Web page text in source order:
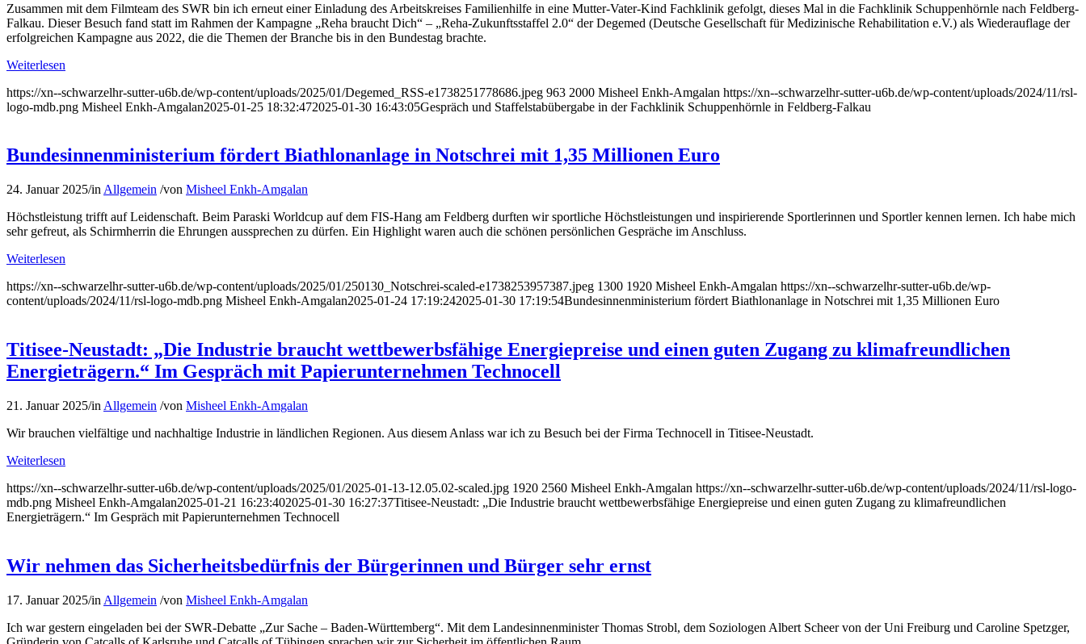
Zusammen mit dem Filmteam des SWR bin ich erneut einer Einladung des Arbeitskreises Familienhilfe in eine Mutter-Vater-Kind Fachklinik gefolgt, dieses Mal in die Fachklinik Schuppenhörnle nach Feldberg-
Falkau. Dieser Besuch fand statt im Rahmen der Kampagne „Reha braucht Dich“ – „Reha-Zukunftsstaffel 2.0“ der Degemed (Deutsche Gesellschaft für Medizinische Rehabilitation e.V.) als Wiederauflage der
erfolgreichen Kampagne aus 2022, die die Themen der Branche bis in den Bundestag brachte.
Weiterlesen
https://xn--schwarzelhr-sutter-u6b.de/wp-content/uploads/2025/01/Degemed_RSS-e1738251778686.jpeg 963 2000 Misheel Enkh-Amgalan https://xn--schwarzelhr-sutter-u6b.de/wp-content/uploads/2024/11/rsl-
logo-mdb.png Misheel Enkh-Amgalan2025-01-25 18:32:472025-01-30 16:43:05Gespräch und Staffelstabübergabe in der Fachklinik Schuppenhörnle in Feldberg-Falkau
Bundesinnenministerium fördert Biathlonanlage in Notschrei mit 1,35 Millionen Euro
24. Januar 2025/in Allgemein /von Misheel Enkh-Amgalan
Höchstleistung trifft auf Leidenschaft. Beim Paraski Worldcup auf dem FIS-Hang am Feldberg durften wir sportliche Höchstleistungen und inspirierende Sportlerinnen und Sportler kennen lernen. Ich habe mich
sehr gefreut, als Schirmherrin die Ehrungen aussprechen zu dürfen. Ein Highlight waren auch die schönen persönlichen Gespräche im Anschluss.
Weiterlesen
https://xn--schwarzelhr-sutter-u6b.de/wp-content/uploads/2025/01/250130_Notschrei-scaled-e1738253957387.jpeg 1300 1920 Misheel Enkh-Amgalan https://xn--schwarzelhr-sutter-u6b.de/wp-
content/uploads/2024/11/rsl-logo-mdb.png Misheel Enkh-Amgalan2025-01-24 17:19:242025-01-30 17:19:54Bundesinnenministerium fördert Biathlonanlage in Notschrei mit 1,35 Millionen Euro
Titisee-Neustadt: „Die Industrie braucht wettbewerbsfähige Energiepreise und einen guten Zugang zu klimafreundlichen
Energieträgern.“ Im Gespräch mit Papierunternehmen Technocell
21. Januar 2025/in Allgemein /von Misheel Enkh-Amgalan
Wir brauchen vielfältige und nachhaltige Industrie in ländlichen Regionen. Aus diesem Anlass war ich zu Besuch bei der Firma Technocell in Titisee-Neustadt.
Weiterlesen
https://xn--schwarzelhr-sutter-u6b.de/wp-content/uploads/2025/01/2025-01-13-12.05.02-scaled.jpg 1920 2560 Misheel Enkh-Amgalan https://xn--schwarzelhr-sutter-u6b.de/wp-content/uploads/2024/11/rsl-logo-
mdb.png Misheel Enkh-Amgalan2025-01-21 16:23:402025-01-30 16:27:37Titisee-Neustadt: „Die Industrie braucht wettbewerbsfähige Energiepreise und einen guten Zugang zu klimafreundlichen
Energieträgern.“ Im Gespräch mit Papierunternehmen Technocell
Wir nehmen das Sicherheitsbedürfnis der Bürgerinnen und Bürger sehr ernst
17. Januar 2025/in Allgemein /von Misheel Enkh-Amgalan
Ich war gestern eingeladen bei der SWR-Debatte „Zur Sache – Baden-Württemberg“. Mit dem Landesinnenminister Thomas Strobl, dem Soziologen Albert Scheer von der Uni Freiburg und Caroline Spetzger,